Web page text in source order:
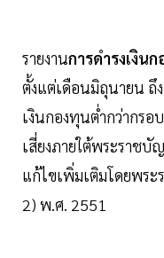
รายงานการดำรงเงิน
ตั้งแต่เดือนมิถุนายน ถึ
เงินกองทุนต่ำกว่ากรอ
เสี่ยงภายใต้พระราช
แก้ไขเพิ่มเติมโดยพร
2) พ.ศ. 2551